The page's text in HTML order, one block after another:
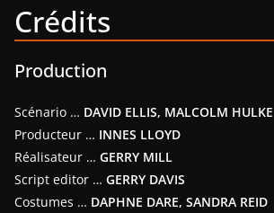
Crédits
Production
Scénario … DAVID ELLIS, MALCOLM HULKE
Producteur … INNES LLOYD
Réalisateur … GERRY MILL
Script editor … GERRY DAVIS
Costumes … DAPHNE DARE, SANDRA REID